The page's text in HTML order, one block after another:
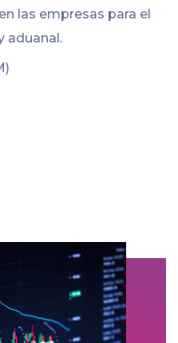
las empresas para el
aduanal.